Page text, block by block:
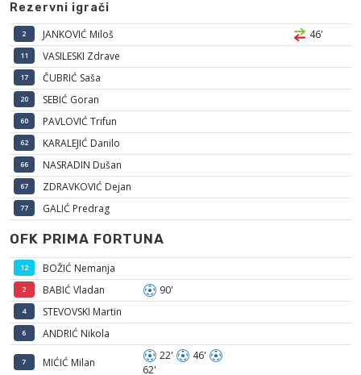
Rezervni igrači
2 JANKOVIĆ Miloš 46'
11 VASILESKI Zdrave
17 ČUBRIĆ Saša
20 SEBIĆ Goran
60 PAVLOVIĆ Trifun
62 KARALEJIĆ Danilo
66 NASRADIN Dušan
67 ZDRAVKOVIĆ Dejan
77 GALIĆ Predrag
OFK PRIMA FORTUNA
12 BOŽIĆ Nemanja
2 BABIĆ Vladan 90'
4 STEVOVSKI Martin
6 ANDRIĆ Nikola
7 MIĆIĆ Milan
22'
46'
62'